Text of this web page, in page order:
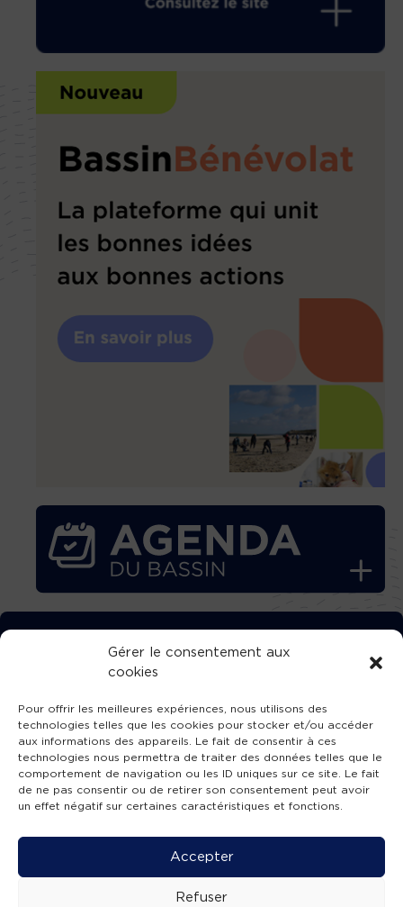
Gérer le consentement aux
cookies
Pour offrir les meilleures expériences, nous utilisons des
technologies telles que les cookies pour stocker et/ou accéder
aux informations des appareils. Le fait de consentir à ces
technologies nous permettra de traiter des données telles que le
comportement de navigation ou les ID uniques sur ce site. Le fait
de ne pas consentir ou de retirer son consentement peut avoir
un effet négatif sur certaines caractéristiques et fonctions.
Accepter
Refuser
TÉLÉCHARGEZ GRATUITEMENT
L’APPLICATION TVBA !
SUIVEZ-NOUS !
Mentions légales -Accessibilité